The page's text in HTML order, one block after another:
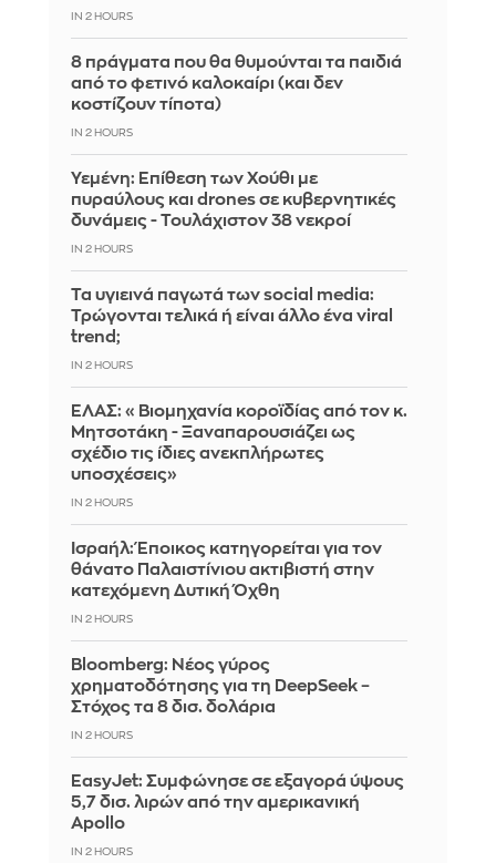
IN 2 HOURS
8 πράγματα που θα θυμούνται τα παιδιά
από το φετινό καλοκαίρι (και δεν
κοστίζουν τίποτα)
IN 2 HOURS
Υεμένη: Επίθεση των Χούθι με
πυραύλους και drones σε κυβερνητικές
δυνάμεις - Τουλάχιστον 38 νεκροί
IN 2 HOURS
Τα υγιεινά παγωτά των social media:
Τρώγονται τελικά ή είναι άλλο ένα viral
trend;
IN 2 HOURS
ΕΛΑΣ: «Βιομηχανία κοροϊδίας από τον κ.
Μητσοτάκη - Ξαναπαρουσιάζει ως
σχέδιο τις ίδιες ανεκπλήρωτες
υποσχέσεις»
IN 2 HOURS
Ισραήλ: Έποικος κατηγορείται για τον
θάνατο Παλαιστίνιου ακτιβιστή στην
κατεχόμενη Δυτική Όχθη
IN 2 HOURS
Bloomberg: Νέος γύρος
χρηματοδότησης για τη DeepSeek –
Στόχος τα 8 δισ. δολάρια
IN 2 HOURS
EasyJet: Συμφώνησε σε εξαγορά ύψους
5,7 δισ. λιρών από την αμερικανική
Apollo
IN 2 HOURS